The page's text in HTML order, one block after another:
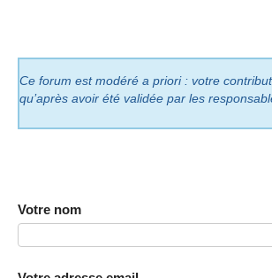
Ce forum est modéré a priori : votre
qu’après avoir été validée par les
Votre nom